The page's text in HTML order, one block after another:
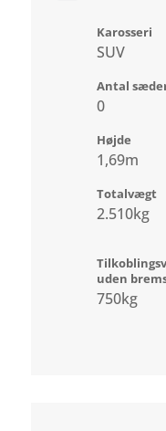
Karosseri
SUV
Antal
0
Højde
1,69m
Totalvægt
2.510kg
uden
750kg